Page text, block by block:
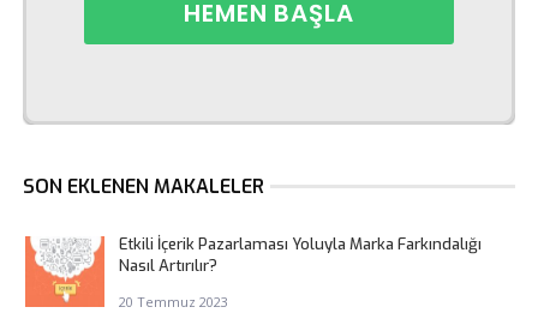
SON EKLENEN MAKALELER
Etkili İçerik Pazarlaması Yoluyla Marka Farkındalığı
Nasıl Artırılır?
20 Temmuz 2023